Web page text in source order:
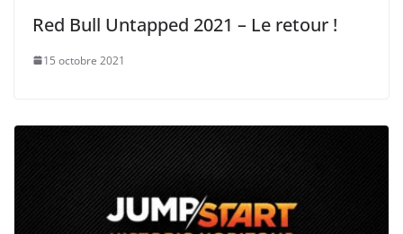
Red Bull Untapped 2021 – Le retour !
15 octobre 2021